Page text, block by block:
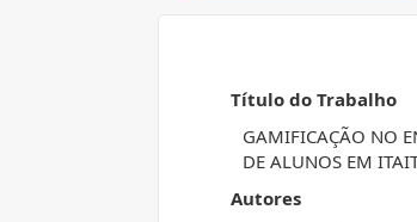
Título do Trabalho
GAMIFICAÇÃO NO
DE ALUNOS EM
Autores